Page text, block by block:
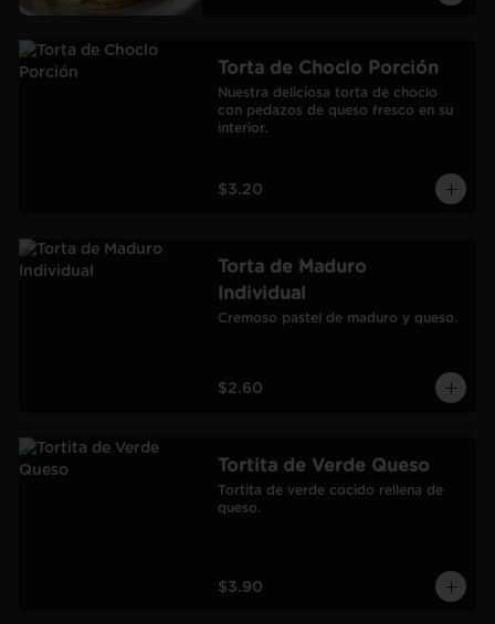
Torta de Choclo Porción
Nuestra deliciosa torta de choclo
con pedazos de queso fresco en su
interior.
$3.20
Torta de Maduro
Individual
Cremoso pastel de maduro y queso.
$2.60
Tortita de Verde Queso
Tortita de verde cocido rellena de
queso.
$3.90